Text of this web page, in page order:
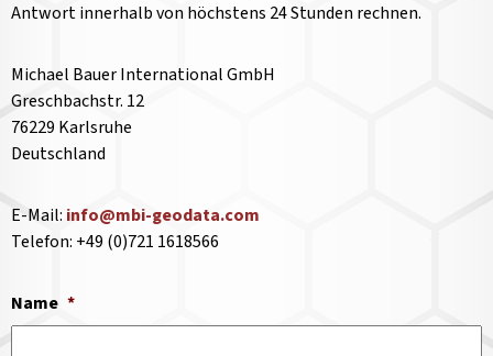
Antwort innerhalb von höchstens 24 Stunden rechnen.
Michael Bauer International GmbH
Greschbachstr. 12
76229 Karlsruhe
Deutschland
E-Mail: info@mbi-geodata.com
Telefon: +49 (0)721 1618566
Name *